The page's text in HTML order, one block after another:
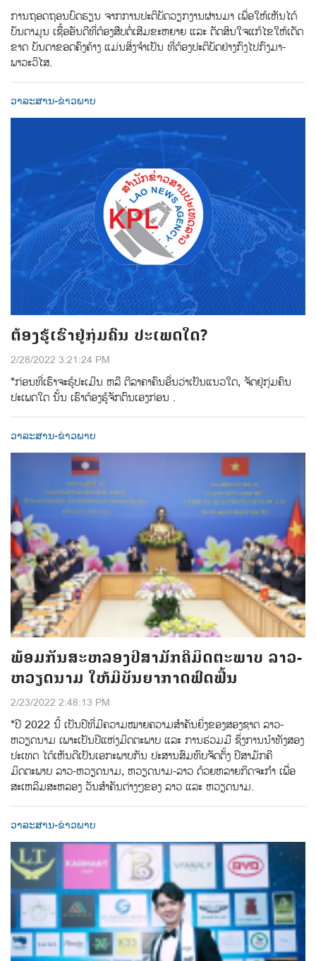
ການຖອດຖອນບົດຮຽນ ຈາກການປະຕິບັດວຽກງານຜ່ານມາ ເພື່ອໃຫ້ເຫັນໄດ້
ບັນດາມູນ ເຊື້ອອັນດີທີ່ຕ້ອງສືບຕໍ່ເສີມຂະຫຍາຍ ແລະ ຕັດສິນໃຈແກ້ໄຂໃຫ້ເດັດ
ຂາດ ບັນດາຂອດຄົງຄ້າງ ແມ່ນສິ່ງຈໍາເປັນ ທີ່ຕ້ອງປະຕິບັດຢ່າງກົງໄປກົງມາ-
ພາວະວິໄສ.
ວາລະສານ-ຂ່າວພາບ
ຕ້ອງຮູ້ເຮົາຢູ່ກຸ່ມຄົນ ປະເພດໃດ?
2/28/2022 3:21:24 PM
*ກ່ອນທີ່ເຮົາຈະຮູ້ປະເມີນ ຫລື ຕີລາຄາຄົນອື່ນວ່າເປັນແນວໃດ, ຈັດຢູ່ກຸ່ມຄົນ
ປະເພດໃດ ນັ້ນ ເຮົາຕ້ອງຮູ້ຈັກຕົນເອງກ່ອນ .
ວາລະສານ-ຂ່າວພາບ
ພ້ອມກັນສະຫລອງປີສາມັກຄີມິດຕະພາບ ລາວ-
ຫວຽດນາມ ໃຫ້ມີບັນຍາກາດຟົດຟື້ນ
2/23/2022 2:48:13 PM
*ປີ 2022 ນີ້ ເປັນປີທີ່ມີຄວາມໝາຍຄວາມສຳຄັນຍິ່ງຂອງສອງຊາດ ລາວ-
ຫວຽດນາມ ເພາະເປັນປີແຫ່ງມິດຕະພາບ ແລະ ການຮ່ວມມື ຊຶ່ງການນຳທັງສອງ
ປະເທດ ໄດ້ເຫັນດີເປັນເອກະພາບກັນ ປະສານສົມທົບຈັດຕັ້ງ ປີສາມັກຄີ
ມິດຕະພາບ ລາວ-ຫວຽດນາມ, ຫວຽດນາມ-ລາວ ດ້ວຍຫລາຍກິດຈະກຳ ເພື່ອ
ສະເຫລີມສະຫລອງ ວັນສຳຄັນຕ່າງໆຂອງ ລາວ ແລະ ຫວຽດນາມ.
ວາລະສານ-ຂ່າວພາບ